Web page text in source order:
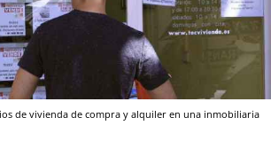
de vivienda de compra y alquiler en una inmobiliaria